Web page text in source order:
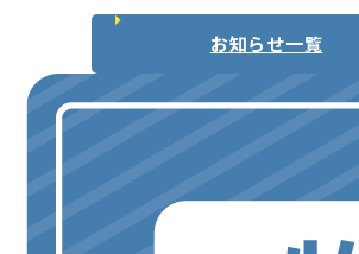
お知らせ一覧